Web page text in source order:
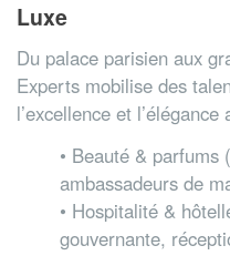
Luxe
Du palace parisien aux
Experts mobilise des
l’excellence et
• Beauté & parfums
ambassadeurs de
• Hospitalité &
gouvernante,